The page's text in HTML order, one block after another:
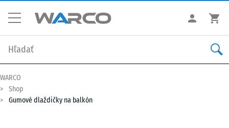
WARCO
Shop
Gumové dlaždičky na balkón